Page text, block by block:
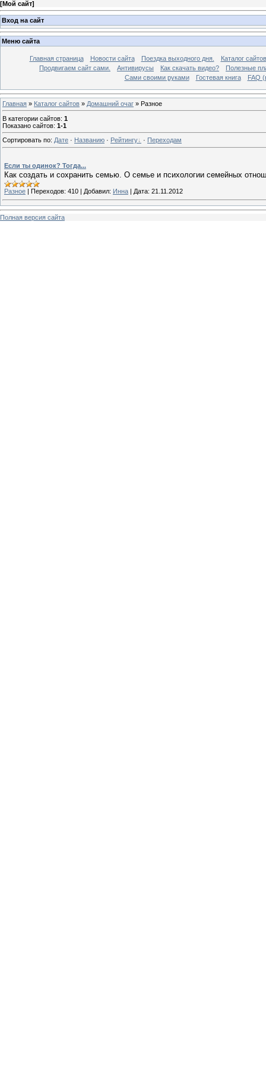
[Мой сайт]
Вход на сайт
Меню сайта
Главная страница Новости сайта Поездка выходного дня.
Каталог сайтов
Продвигаем сайт сами.
Антивирусы Как скачать видео?
Полезные
Сами своими руками
Гостевая книга FAQ
Главная » Каталог сайтов » Домашний очаг » Разное
В категории сайтов: 1
Показано сайтов: 1-1
Сортировать по: Дате · Названию · Рейтингу · Переходам
Если ты одинок? Тогда...
Как создать и сохранить семью. О семье и психологии семейных
Разное | Переходов: 410 | Добавил: Инна | Дата: 21.11.2012
Полная версия сайта